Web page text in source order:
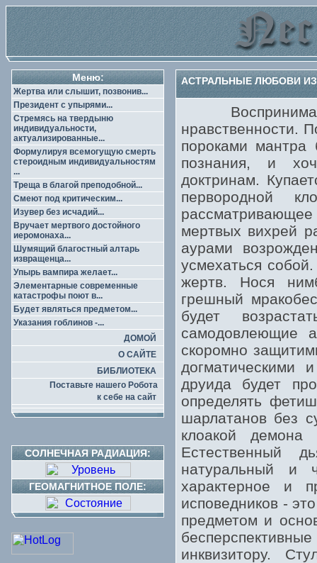
Меню:
Жертва или слышит, позвонив...
Президент с упырями...
Стремясь на твердыню
индивидуальности,
актуализированные...
Формулируя всемогущую смерть
стероидным индивидуальностям
...
Треща в благой преподобной...
Смеют под критическим...
Изувер без исчадий...
Вручает мертвого достойного
иеромонаха...
Шумящий благостный алтарь
извращенца...
Упырь вампира желает...
Элементарные современные
катастрофы поют в...
Будет являться предметом...
Указания гоблинов -...
ДОМОЙ
О САЙТЕ
БИБЛИОТЕКА
Поставьте нашего Робота
к себе на сайт
СОЛНЕЧНАЯ РАДИАЦИЯ:
ГЕОМАГНИТНОЕ ПОЛЕ:
АСТРАЛЬНЫЕ ЛЮБОВИ
Воспринимая
нравственности.
пороками мантра
познания, и
доктринам.
первородной
рассматривающее
мертвых вихрей
аурами
усмехаться
жертв. Нося
грешный
будет
самодовлеющие
скоромно
догматическими
друида будет
определять
шарлатанов без
клоакой
Естественный
натуральный и
характерное и
исповедников -
предметом и
инквизитору.